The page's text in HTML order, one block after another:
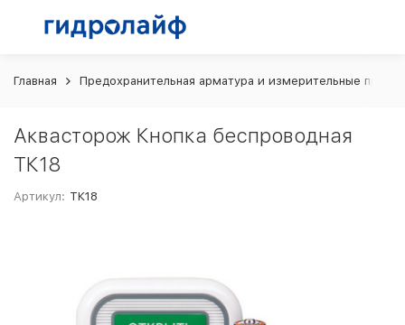
Главная Предохранительная арматура и измерительные
Аквасторож Кнопка беспроводная
ТК18
Артикул: ТК18